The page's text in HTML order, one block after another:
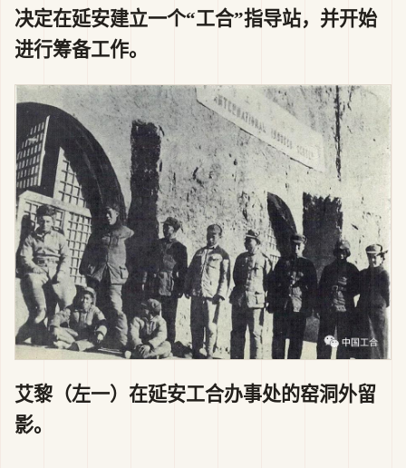
决定在延安建立一个“工合”指导站，并开始
进行筹备工作。
艾黎（左一）在延安工合办事处的窑洞外留
影。